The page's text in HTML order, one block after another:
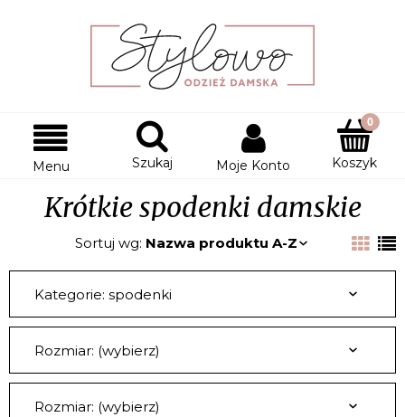
Menu Szukaj Moje Konto Koszyk
Krótkie spodenki damskie
Sortuj wg: Nazwa produktu A-Z
Kategorie: spodenki
Rozmiar: (wybierz)
Rozmiar: (wybierz)